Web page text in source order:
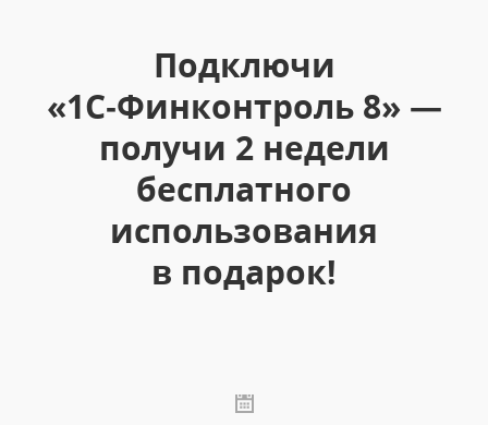
Подключи
«1С‑Финконтроль 8» —
получи 2 недели
бесплатного
использования
в подарок!